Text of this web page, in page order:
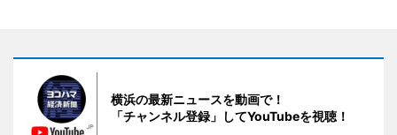
横浜の最新ニュースを動画で！
「チャンネル登録」してYouTubeを視聴！